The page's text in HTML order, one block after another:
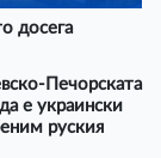
досега
Печорската
е украински
руския